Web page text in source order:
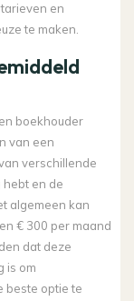
en
te maken.
boekhouder
van een
verschillende
en de
algemeen kan
€ 300 per maand
dat deze
is om
beste optie te